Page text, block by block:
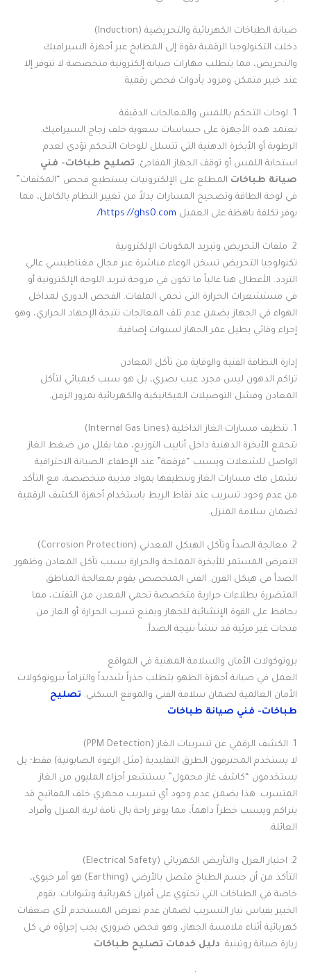
صيانة الطباخات الكهربائية والتحريضية (Induction)
دخلت التكنولوجيا الرقمية بقوة إلى المطابخ عبر أجهزة السيراميك
والتحريض، مما يتطلب مهارات صيانة إلكترونية متخصصة لا تتوفر إلا
عند خبير متمكن ومزود بأدوات فحص رقمية.
1. لوحات التحكم باللمس والمعالجات الدقيقة
تعتمد هذه الأجهزة على حساسات سعوية خلف زجاج السيراميك.
الرطوبة أو الأبخرة الدهنية التي تتسلل للوحات التحكم تؤدي لعدم
استجابة اللمس أو توقف الجهاز المفاجئ. تصليح طباخات- فني
صيانة طباخات المطلع على الإلكترونيات يستطيع فحص “المكثفات”
في لوحة الطاقة وتصحيح المسارات بدلاً من تغيير النظام بالكامل، مما
يوفر تكلفة باهظة على العميل https://ghs0.com/
.
2. ملفات التحريض وتبريد المكونات الإلكترونية
تكنولوجيا التحريض تسخن الوعاء مباشرة عبر مجال مغناطيسي عالي
التردد. الأعطال هنا غالباً ما تكون في مروحة تبريد اللوحة الإلكترونية أو
في مستشعرات الحرارة التي تحمي الملفات. الفحص الدوري لمداخل
الهواء في الجهاز يضمن عدم تلف المعالجات نتيجة الإجهاد الحراري، وهو
إجراء وقائي يطيل عمر الجهاز لسنوات إضافية.
إدارة النظافة الفنية والوقاية من تآكل المعادن
تراكم الدهون ليس مجرد عيب بصري، بل هو سبب كيميائي لتآكل
المعادن وفشل التوصيلات الميكانيكية والكهربائية بمرور الزمن.
1. تنظيف مسارات الغاز الداخلية (Internal Gas Lines)
تتجمع الأبخرة الدهنية داخل أنابيب التوزيع، مما يقلل من ضغط الغاز
الواصل للشعلات ويسبب “فرقعة” عند الإطفاء. الصيانة الاحترافية
تشمل فك مسارات الغاز وتنظيفها بمواد مذيبة متخصصة، مع التأكد
من عدم وجود تسريب عند نقاط الربط باستخدام أجهزة الكشف الرقمية
لضمان سلامة المنزل.
2. معالجة الصدأ وتآكل الهيكل المعدني (Corrosion Protection)
التعرض المستمر للأبخرة المملحة والحرارة يسبب تآكل المعادن وظهور
الصدأ في هيكل الفرن. الفني المتخصص يقوم بمعالجة المناطق
المتضررة بطلاءات حرارية متخصصة تحمي المعدن من التفتت، مما
يحافظ على القوة الإنشائية للجهاز ويمنع تسرب الحرارة أو الغاز من
فتحات غير مرئية قد تنشأ نتيجة الصدأ.
بروتوكولات الأمان والسلامة المهنية في المواقع
العمل في صيانة أجهزة الطهو يتطلب حذراً شديداً والتزاماً ببروتوكولات
الأمان العالمية لضمان سلامة الفني والموقع السكني. تصليح
طباخات- فني صيانة طباخات
1. الكشف الرقمي عن تسريبات الغاز (PPM Detection)
لا يستخدم المحترفون الطرق التقليدية (مثل الرغوة الصابونية) فقط؛ بل
يستخدمون “كاشف غاز محمول” يستشعر أجزاء المليون من الغاز
المتسرب. هذا يضمن عدم وجود أي تسريب مجهري خلف المفاتيح قد
يتراكم ويسبب خطراً داهماً، مما يوفر راحة بال تامة لربة المنزل وأفراد
العائلة.
2. اختبار العزل والتأريض الكهربائي (Electrical Safety)
التأكد من أن جسم الطباخ متصل بالأرضي (Earthing) هو أمر حيوي،
خاصة في الطباخات التي تحتوي على أفران كهربائية وشوايات. يقوم
الخبير بقياس تيار التسريب لضمان عدم تعرض المستخدم لأي صعقات
كهربائية أثناء ملامسة الجهاز، وهو فحص ضروري يجب إجراؤه في كل
زيارة صيانة روتينية. دليل خدمات تصليح طباخات